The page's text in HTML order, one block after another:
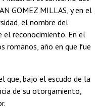
GOMEZ MILLAS, y en el
el nombre del
el reconocimiento. En el
romanos, año en que fue
que, bajo el escudo de la
de su otorgamiento,